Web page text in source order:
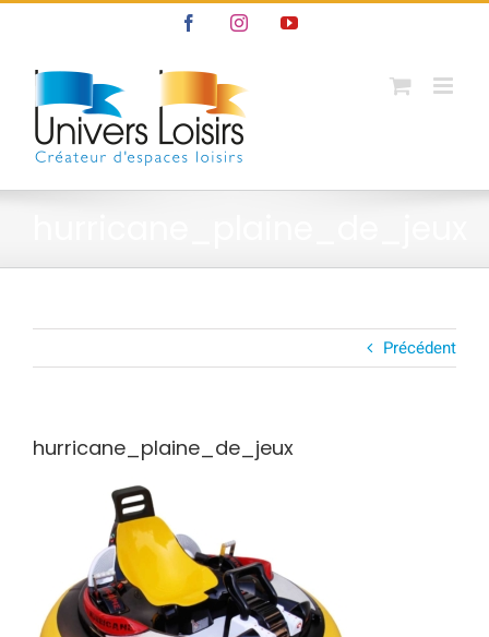
contenu
FacebookInstagramYouTube
Précédent
hurricane_plaine_de_jeux